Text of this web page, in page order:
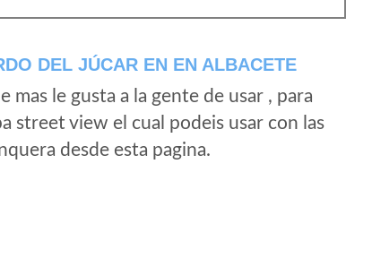
DEL JÚCAR EN EN ALBACETE
mas le gusta a la gente de usar , para
street view el cual podeis usar con las
desde esta pagina.